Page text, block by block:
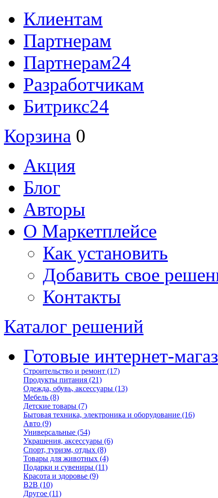
Клиентам
Партнерам
Партнерам24
Разработчикам
Битрикс24
Корзина 0
Акция
Блог
Авторы
О Маркетплейсе
Как установить
Добавить свое
Контакты
Каталог решений
Готовые интернет-
Строительство и ремонт (17)
Продукты питания (21)
Одежда, обувь, аксессуары (13)
Мебель (8)
Детские товары (7)
Бытовая техника, электроника и оборудование (16)
Авто (9)
Универсальные (54)
Украшения, аксессуары (6)
Спорт, туризм, отдых (8)
Товары для животных (4)
Подарки и сувениры (11)
Красота и здоровье (9)
B2B (10)
Другое (11)